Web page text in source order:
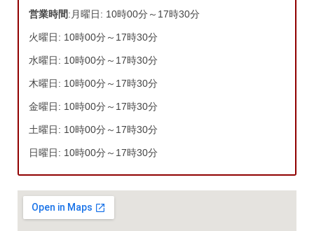
営業時間:月曜日: 10時00分～17時30分
火曜日: 10時00分～17時30分
水曜日: 10時00分～17時30分
木曜日: 10時00分～17時30分
金曜日: 10時00分～17時30分
土曜日: 10時00分～17時30分
日曜日: 10時00分～17時30分